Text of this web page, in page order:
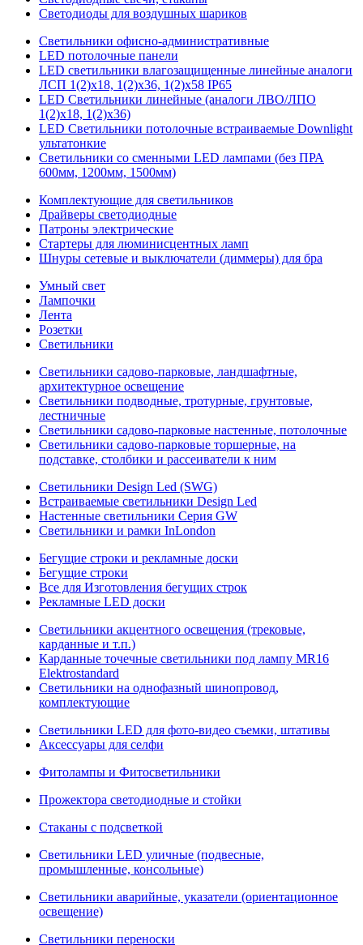
Светодиоды для воздушных шариков
Светильники офисно-административные
LED потолочные панели
LED светильники влагозащищенные линейные аналоги
ЛСП 1(2)х18, 1(2)х36, 1(2)х58 IP65
LED Светильники линейные (аналоги ЛВО/ЛПО
1(2)х18, 1(2)х36)
LED Светильники потолочные встраиваемые Downlight
ультатонкие
Светильники со сменными LED лампами (без ПРА
600мм, 1200мм, 1500мм)
Комплектующие для светильников
Драйверы светодиодные
Патроны электрические
Стартеры для люминисцентных ламп
Шнуры сетевые и выключатели (диммеры) для бра
Умный свет
Лампочки
Лента
Розетки
Светильники
Светильники садово-парковые, ландшафтные,
архитектурное освещение
Светильники подводные, тротурные, грунтовые,
лестничные
Светильники садово-парковые настенные, потолочные
Светильники садово-парковые торшерные, на
подставке, столбики и рассеиватели к ним
Светильники Design Led (SWG)
Встраиваемые светильники Design Led
Настенные светильники Серия GW
Светильники и рамки InLondon
Бегущие строки и рекламные доски
Бегущие строки
Все для Изготовления бегущих строк
Рекламные LED доски
Светильники акцентного освещения (трековые,
карданные и т.п.)
Карданные точечные светильники под лампу MR16
Elektrostandard
Светильники на однофазный шинопровод,
комплектующие
Светильники LED для фото-видео съемки, штативы
Аксессуары для селфи
Фитолампы и Фитосветильники
Прожектора светодиодные и стойки
Стаканы с подсветкой
Светильники LED уличные (подвесные,
промышленные, консольные)
Светильники аварийные, указатели (ориентационное
освещение)
Светильники переноски